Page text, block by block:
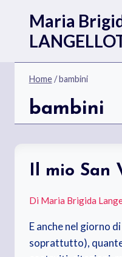
contenuto
Maria
Home/bambini
bambini
Il mio San
Di Maria Brigida
E anche nel giorno
soprattutto),